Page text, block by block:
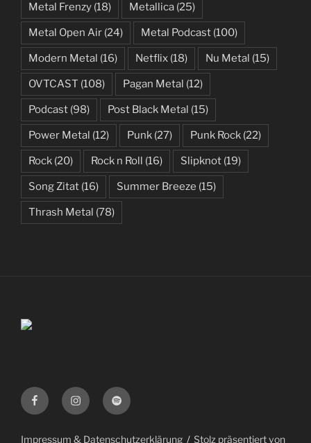
Metal Frenzy (18) Metallica (25)
Metal Open Air (24) Metal Podcast (100)
Modern Metal (16) Netflix (18) Nu Metal (15)
OVTCAST (108) Pagan Metal (12)
Podcast (98) Post Black Metal (15)
Power Metal (12) Punk (27) Punk Rock (22)
Rock (20) Rock n Roll (16) Slipknot (19)
Song Zitat (16) Summer Breeze (15)
Thrash Metal (78)
FacebookInstagramSpotify
Impressum & Datenschutzerklärung Stolz präsentiert von